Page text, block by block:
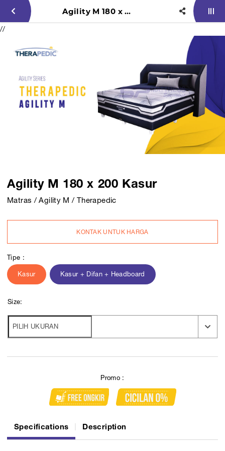
Agility M 180 x 200 Kasur
//
Agility M 180 x 200 Kasur
Matras / Agility M / Therapedic
KONTAK UNTUK HARGA
Tipe :
Kasur Kasur + Difan + Headboard
Size:
Promo :
Specifications Description